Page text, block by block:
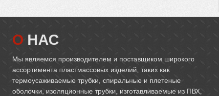
О НАС
Мы являемся производителем и поставщиком широкого
ассортимента пластмассовых изделий, таких как
термоусаживаемые трубки, спиральные и плетеные
оболочки, изоляционные трубки, изготавливаемые из ПВХ,